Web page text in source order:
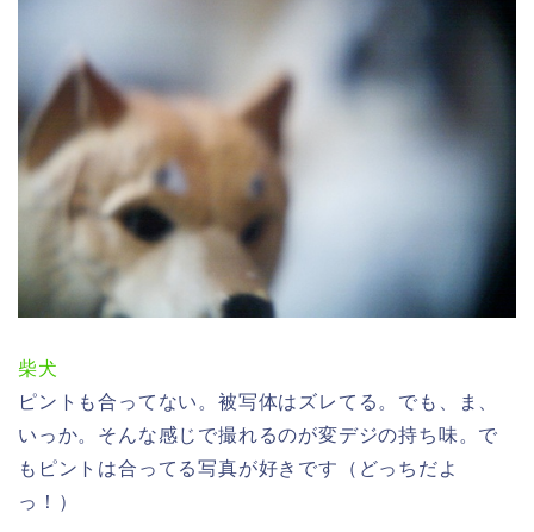
柴犬
ピントも合ってない。被写体はズレてる。でも、ま、
いっか。そんな感じで撮れるのが変デジの持ち味。で
もピントは合ってる写真が好きです（どっちだよ
っ！）